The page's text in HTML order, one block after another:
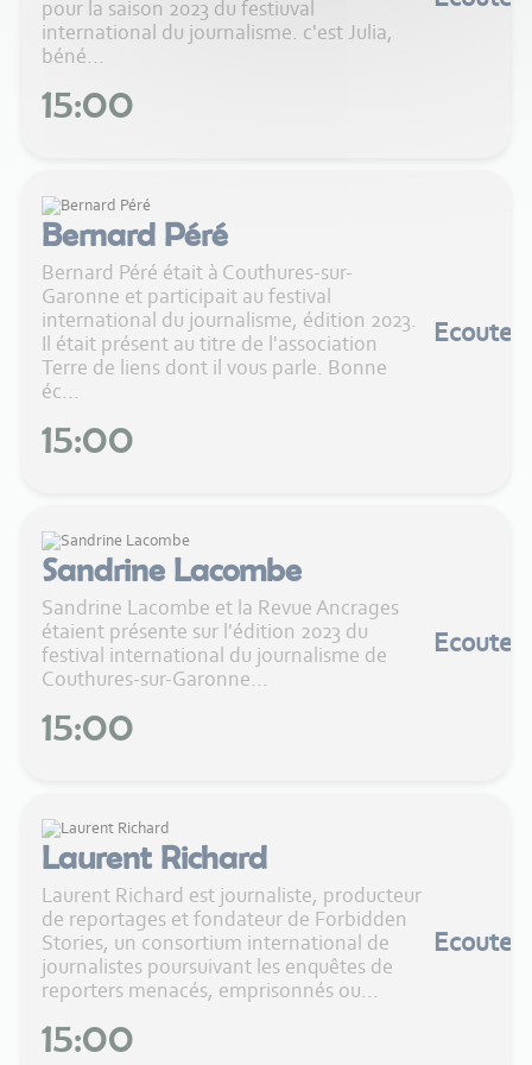
pour la saison 2023 du festiuval
international du journalisme. c'est Julia,
béné...
15:00
Bernard Péré
Bernard Péré était à Couthures-sur-
Garonne et participait au festival
international du journalisme, édition 2023.
Il était présent au titre de l'association
Terre de liens dont il vous parle. Bonne
éc...
15:00
Ecouter
Sandrine Lacombe
Sandrine Lacombe et la Revue Ancrages
étaient présente sur l'édition 2023 du
festival international du journalisme de
Couthures-sur-Garonne...
15:00
Ecouter
Laurent Richard
Laurent Richard est journaliste, producteur
de reportages et fondateur de Forbidden
Stories, un consortium international de
journalistes poursuivant les enquêtes de
reporters menacés, emprisonnés ou...
15:00
Ecouter